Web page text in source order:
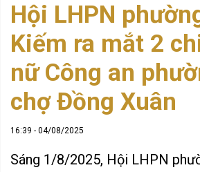
Hội LHPN
Kiếm ra mắt 2
nữ Công an
chợ Đồng Xuân
16:39 - 04/08/2025
Sáng 1/8/2025, Hội LHPN